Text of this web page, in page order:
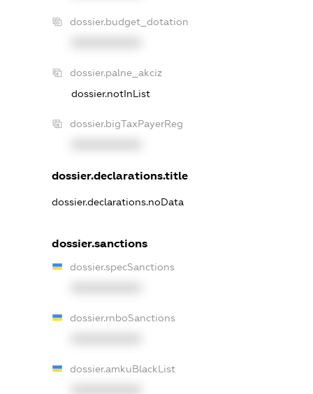
dossier.budget_dotation
dossier.palne_akciz
dossier.notInList
dossier.bigTaxPayerReg
dossier.declarations.title
dossier.declarations.noData
dossier.sanctions
dossier.specSanctions
dossier.rnboSanctions
dossier.amkuBlackList